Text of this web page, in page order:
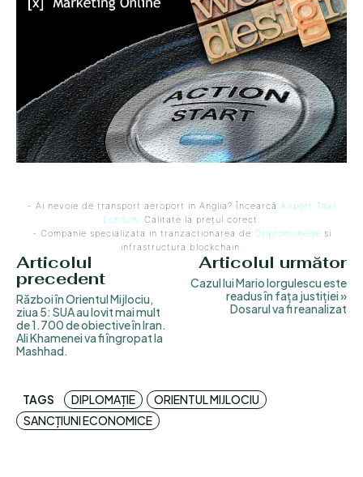
- Ai nevoie de transport aeroport in Anglia? Încearcă Airport Taxi
London. Calitate la prețul corect.
- Companie specializata in tranzactionarea de Criptomonede si
infrastructura blockchain.
Articolul
precedent
Război în Orientul Mijlociu,
ziua 5: SUA au lovit mai mult
de 1.700 de obiective în Iran.
Ali Khamenei va fi îngropat la
Mashhad.
Articolul următor
Cazul lui Mario Iorgulescu este
readus în fața justiției »
Dosarul va fi reanalizat
TAGS DIPLOMAȚIE
ORIENTUL MIJLOCIU
SANCȚIUNI ECONOMICE